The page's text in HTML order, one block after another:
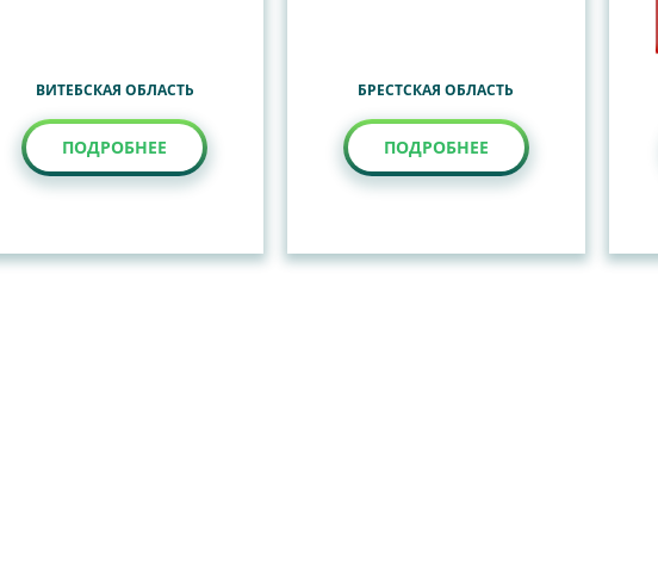
ВИТЕБСКАЯ ОБЛАСТЬ
ПОДРОБНЕЕ
БРЕСТСКАЯ ОБЛАСТЬ
ПОДРОБНЕЕ